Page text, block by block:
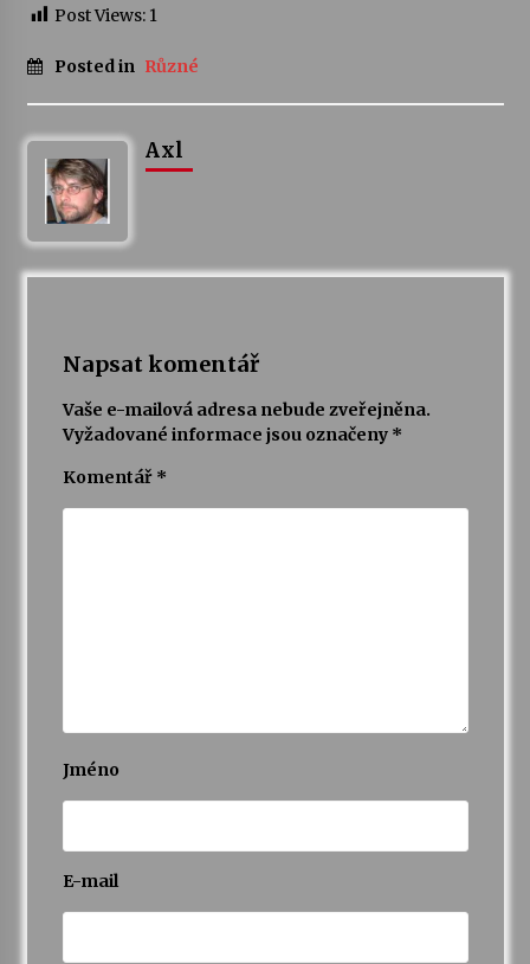
Post Views: 1
Posted in Různé
Axl
Napsat komentář
Vaše e-mailová adresa nebude zveřejněna.
Vyžadované informace jsou označeny *
Komentář *
Jméno
E-mail